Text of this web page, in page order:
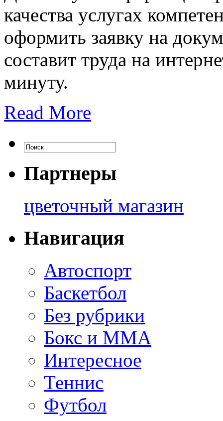
качества услугах
оформить заявку на
составит труда на
минуту.
Read More
Партнеры
цветочный магазин
Навигация
Автоспорт
Баскетбол
Без рубрики
Бокс и ММА
Интересное
Теннис
Футбол